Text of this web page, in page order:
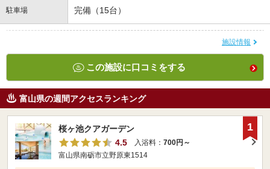
駐車場 完備（15台）
施設情報
この施設に口コミをする
富山県の週間アクセスランキング
桜ヶ池クアガーデン
4.5
入浴料： 700円～
富山県南砺市立野原東1514
1